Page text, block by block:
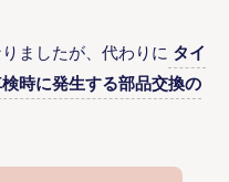
ましたが、代わりに タイ
時に発生する部品交換の